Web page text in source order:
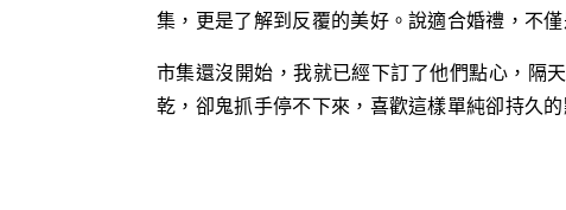
集，更是了解到反覆的美好。說適合婚禮，不
市集還沒開始，我就已經下訂了他們點心，隔
乾，卻鬼抓手停不下來，喜歡這樣單純卻持久的